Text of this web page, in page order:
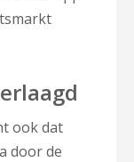
ook dat
door de